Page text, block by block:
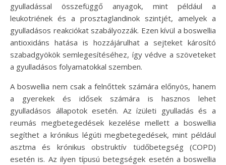
gyulladással összefüggő anyagok, mint például a
leukotriének és a prosztaglandinok szintjét, amelyek a
gyulladásos reakciókat szabályozzák. Ezen kívül a boswellia
antioxidáns hatása is hozzájárulhat a sejteket károsító
szabadgyökök semlegesítéséhez, így védve a szöveteket
a gyulladásos folyamatokkal szemben.
A boswellia nem csak a felnőttek számára előnyös, hanem
a gyerekek és idősek számára is hasznos lehet
gyulladásos állapotok esetén. Az ízületi gyulladás és a
reumás megbetegedések kezelése mellett a boswellia
segíthet a krónikus légúti megbetegedések, mint például
asztma és krónikus obstruktív tüdőbetegség (COPD)
esetén is. Az ilyen típusú betegségek esetén a boswellia